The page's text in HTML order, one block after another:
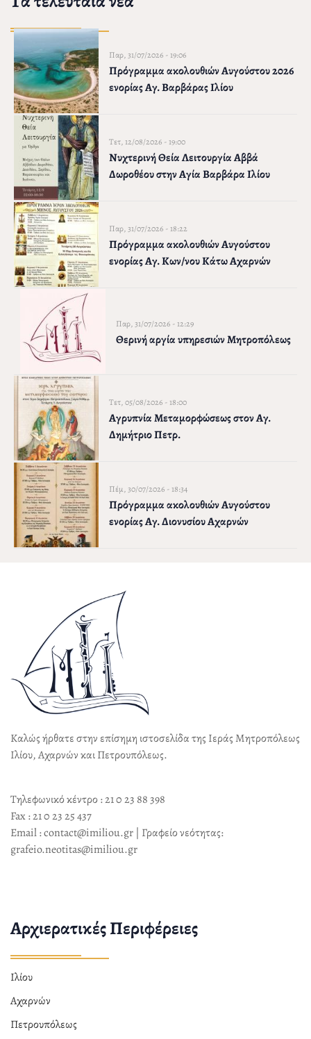
Παρ, 31/07/2026 - 19:06
Πρόγραμμα ακολουθιών Αυγούστου 2026
ενορίας Αγ. Βαρβάρας Ιλίου
Τετ, 12/08/2026 - 19:00
Νυχτερινή Θεία Λειτουργία Αββά
Δωροθέου στην Αγία Βαρβάρα Ιλίου
Παρ, 31/07/2026 - 18:22
Πρόγραμμα ακολουθιών Αυγούστου
ενορίας Αγ. Κων/νου Κάτω Αχαρνών
Παρ, 31/07/2026 - 12:29
Θερινή αργία υπηρεσιών Μητροπόλεως
Τετ, 05/08/2026 - 18:00
Αγρυπνία Μεταμορφώσεως στον Αγ.
Δημήτριο Πετρ.
Πέμ, 30/07/2026 - 18:34
Πρόγραμμα ακολουθιών Αυγούστου
ενορίας Αγ. Διονυσίου Αχαρνών
Καλώς ήρθατε στην επίσημη ιστοσελίδα της Ιεράς Μητροπόλεως
Ιλίου, Αχαρνών και Πετρουπόλεως.
Τηλεφωνικό κέντρο : 21 0 23 88 398
Fax : 21 0 23 25 437
Email : contact@imiliou.gr | Γραφείο νεότητας:
grafeio.neotitas@imiliou.gr
Αρχιερατικές Περιφέρειες
Ιλίου
Αχαρνών
Πετρουπόλεως